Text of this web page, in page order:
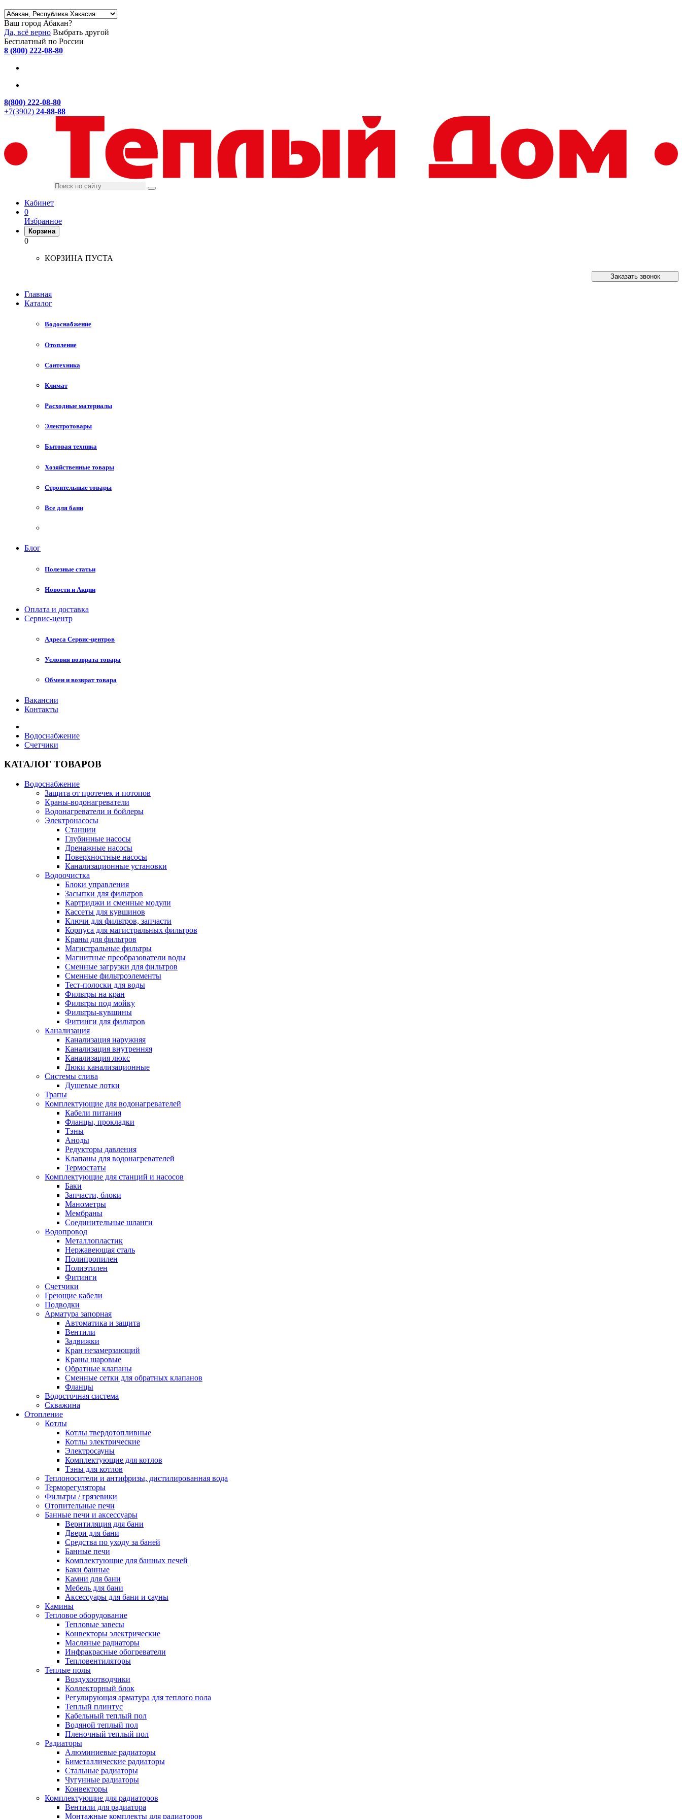
Ваш город Абакан?
Да, всё верно Выбрать другой
Бесплатный по России
8 (800) 222-08-80
8(800) 222-08-80
+7(3902) 24-88-88
Кабинет
0
Избранное
Корзина
0
КОРЗИНА ПУСТА
Заказать звонок
Главная
Каталог
Водоснабжение
Отопление
Сантехника
Климат
Расходные материалы
Электротовары
Бытовая техника
Хозяйственные товары
Строительные товары
Все для бани
Блог
Полезные статьи
Новости и Акции
Оплата и доставка
Сервис-центр
Адреса Сервис-центров
Условия возврата товара
Обмен и возврат товара
Вакансии
Контакты
Водоснабжение
Счетчики
КАТАЛОГ ТОВАРОВ
Водоснабжение
Защита от протечек и потопов
Краны-водонагреватели
Водонагреватели и бойлеры
Электронасосы
Станции
Глубинные насосы
Дренажные насосы
Поверхностные насосы
Канализационные установки
Водоочистка
Блоки управления
Засыпки для фильтров
Картриджи и сменные модули
Кассеты для кувшинов
Ключи для фильтров, запчасти
Корпуса для магистральных фильтров
Краны для фильтров
Магистральные фильтры
Магнитные преобразователи воды
Сменные загрузки для фильтров
Сменные фильтроэлементы
Тест-полоски для воды
Фильтры на кран
Фильтры под мойку
Фильтры-кувшины
Фитинги для фильтров
Канализация
Канализация наружняя
Канализация внутренняя
Канализация люкс
Люки канализационные
Системы слива
Душевые лотки
Трапы
Комплектующие для водонагревателей
Кабели питания
Фланцы, прокладки
Тэны
Аноды
Редукторы давления
Клапаны для водонагревателей
Термостаты
Комплектующие для станций и насосов
Баки
Запчасти, блоки
Манометры
Мембраны
Соединительные шланги
Водопровод
Металлопластик
Нержавеющая сталь
Полипропилен
Полиэтилен
Фитинги
Счетчики
Греющие кабели
Подводки
Арматура запорная
Автоматика и защита
Вентили
Задвижки
Кран незамерзающий
Краны шаровые
Обратные клапаны
Сменные сетки для обратных клапанов
Фланцы
Водосточная система
Скважина
Отопление
Котлы
Котлы твердотопливные
Котлы электрические
Электросауны
Комплектующие для котлов
Тэны для котлов
Теплоносители и антифризы, дистилированная вода
Терморегуляторы
Фильтры / грязевики
Отопительные печи
Банные печи и аксессуары
Вернтиляция для бани
Двери для бани
Средства по уходу за баней
Банные печи
Комплектующие для банных печей
Баки банные
Камни для бани
Мебель для бани
Аксессуары для бани и сауны
Камины
Тепловое оборудование
Тепловые завесы
Конвекторы электрические
Масляные радиаторы
Инфракрасные обогреватели
Тепловентиляторы
Теплые полы
Воздухоотводчики
Коллекторный блок
Регулирующая арматура для теплого пола
Теплый плинтус
Кабельный теплый пол
Водяной теплый пол
Пленочный теплый пол
Радиаторы
Алюминиевые радиаторы
Биметаллические радиаторы
Стальные радиаторы
Чугунные радиаторы
Конвекторы
Комплектующие для радиаторов
Вентили для радиатора
Монтажные комплекты для радиаторов